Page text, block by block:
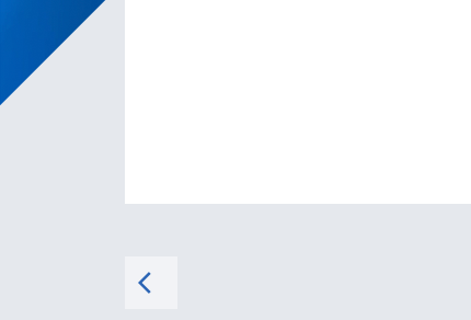
arrow_back_ios